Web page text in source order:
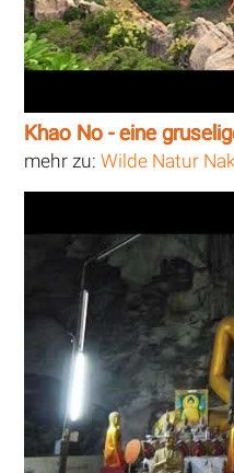
Khao No - eine
mehr zu:Wilde Natur